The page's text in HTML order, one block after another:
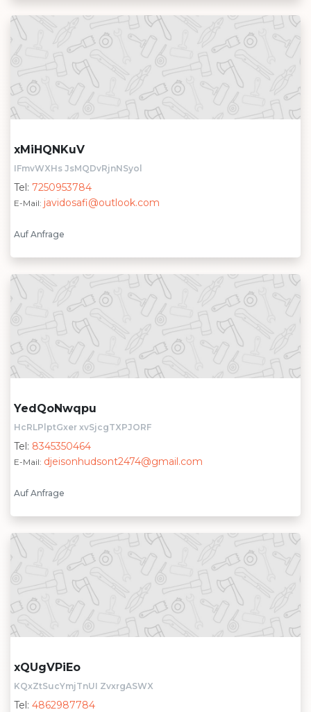
xMiHQNKuV
IFmvWXHs JsMQDvRjnNSyol
Tel: 7250953784
E-Mail: javidosafi@outlook.com
Auf Anfrage
YedQoNwqpu
HcRLPlptGxer xvSjcgTXPJORF
Tel: 8345350464
E-Mail: djeisonhudsont2474@gmail.com
Auf Anfrage
xQUgVPiEo
KQxZtSucYmjTnUI ZvxrgASWX
Tel: 4862987784